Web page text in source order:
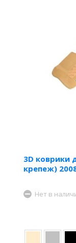
3D коврики
крепеж)
Нет в